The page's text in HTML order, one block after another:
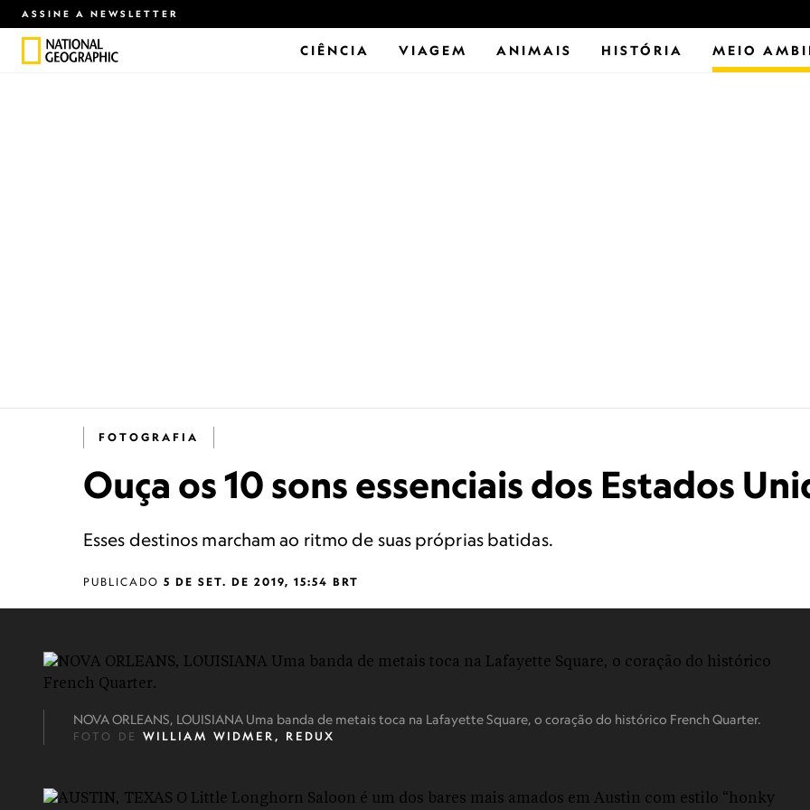
ASSINE A NEWSLETTER
CIÊNCIA VIAGEM ANIMAIS HISTÓRIA MEIO
FOTOGRAFIA
Ouça os 10 sons essenciais dos Estados
Esses destinos marcham ao ritmo de suas próprias batidas.
PUBLICADO 5 DE SET. DE 2019, 15:54 BRT
NOVA ORLEANS, LOUISIANA Uma banda de metais toca na Lafayette Square, o coração do histórico French Quarter.
FOTO DE WILLIAM WIDMER, REDUX